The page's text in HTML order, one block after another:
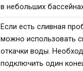
в небольших
Если есть сливная
можно использовать
откачки воды.
подключить один